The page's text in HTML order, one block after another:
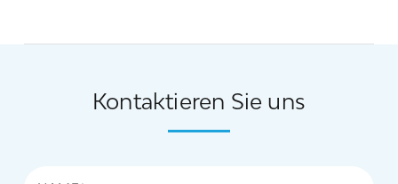
Kontaktieren Sie uns